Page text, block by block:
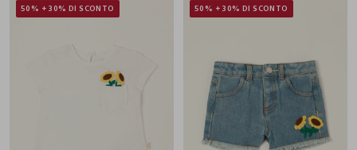
50% + 30% DI SCONTO 50% + 30% DI SCONTO